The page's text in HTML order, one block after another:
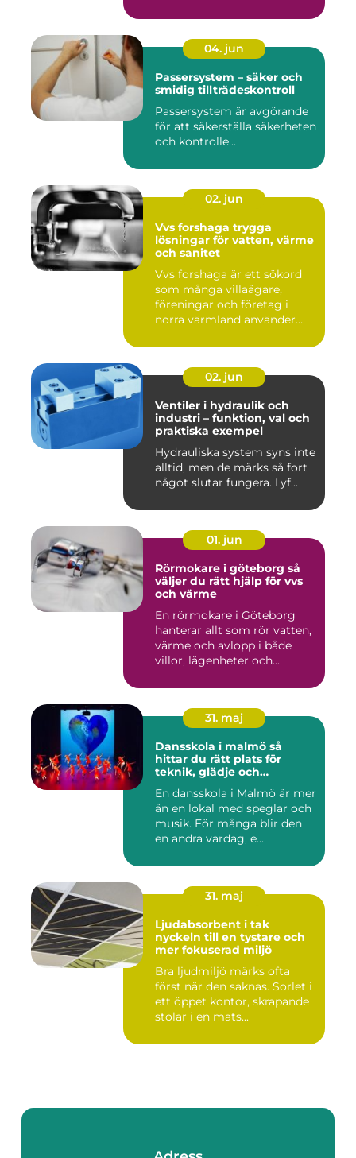
04. jun
Passersystem – säker och
smidig tillträdeskontroll
Passersystem är avgörande
för att säkerställa säkerheten
och kontrolle...
02. jun
Vvs forshaga trygga
lösningar för vatten, värme
och sanitet
Vvs forshaga är ett sökord
som många villaägare,
föreningar och företag i
norra värmland använder
02. jun
Ventiler i hydraulik och
industri – funktion, val och
praktiska exempel
Hydrauliska system syns inte
alltid, men de märks så fort
något slutar fungera. Lyf...
01. jun
Rörmokare i göteborg så
väljer du rätt hjälp för vvs
och värme
En rörmokare i Göteborg
hanterar allt som rör vatten,
värme och avlopp i både
villor, lägenheter och...
31. maj
Dansskola i malmö så
hittar du rätt plats för
teknik, glädje och
En dansskola i Malmö är mer
än en lokal med speglar och
musik. För många blir den
en andra vardag, e...
31. maj
Ljudabsorbent i tak
nyckeln till en tystare och
mer fokuserad miljö
Bra ljudmiljö märks ofta
först när den saknas. Sorlet i
ett öppet kontor, skrapande
stolar i en mats...